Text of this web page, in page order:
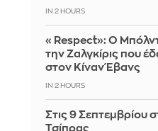
IN 2 HOURS
«Respect»: Ο
την Ζαλγκίρις που
στον Κίναν Έβανς
IN 2 HOURS
Στις 9 Σεπτεμβρίου
Τσίπρας